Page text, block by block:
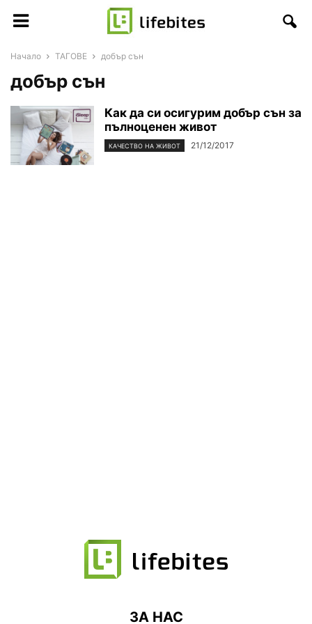
Начало ТАГОВЕ добър сън
добър сън
Как да си осигурим добър сън за
пълноценен живот
КАЧЕСТВО НА ЖИВОТ 21/12/2017
ЗА НАС